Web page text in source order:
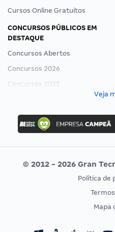
Cursos Online Gratuitos
CONCURSOS PÚBLICOS EM
DESTAQUE
Concursos Abertos
Concursos 2026
Concursos 2025
Concurso Ibama
Concurso MPU
Editais publicados
CONCURSOS POR PROFISSÃO
Concursos Fiscais
Veja
© 2012 - 2026 Gran
Política de
Mapa